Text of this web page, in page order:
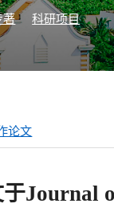
著 科研项目
论文
Journal